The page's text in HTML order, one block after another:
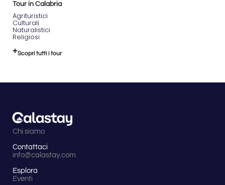
Tour in Calabria
Agrituristici
Culturali
Naturalistici
Religiosi
Scopri tutti i tour
Chi siamo
Contattaci
info@calastay.com
Esplora
Eventi